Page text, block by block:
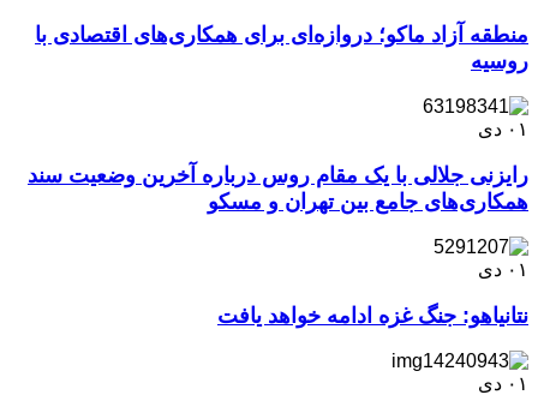
منطقه آزاد ماکو؛ دروازه‌ای برای همکاری‌های اقتصادی با
روسیه
۰۱ دی
رایزنی جلالی با یک مقام روس درباره آخرین وضعیت سند
همکاری‌های جامع بین تهران و مسکو
۰۱ دی
نتانیاهو: جنگ غزه ادامه خواهد یافت
۰۱ دی